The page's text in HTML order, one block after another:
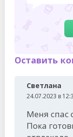
Оставить
Светлана
24.07.2023 в
Меня спас
Пока